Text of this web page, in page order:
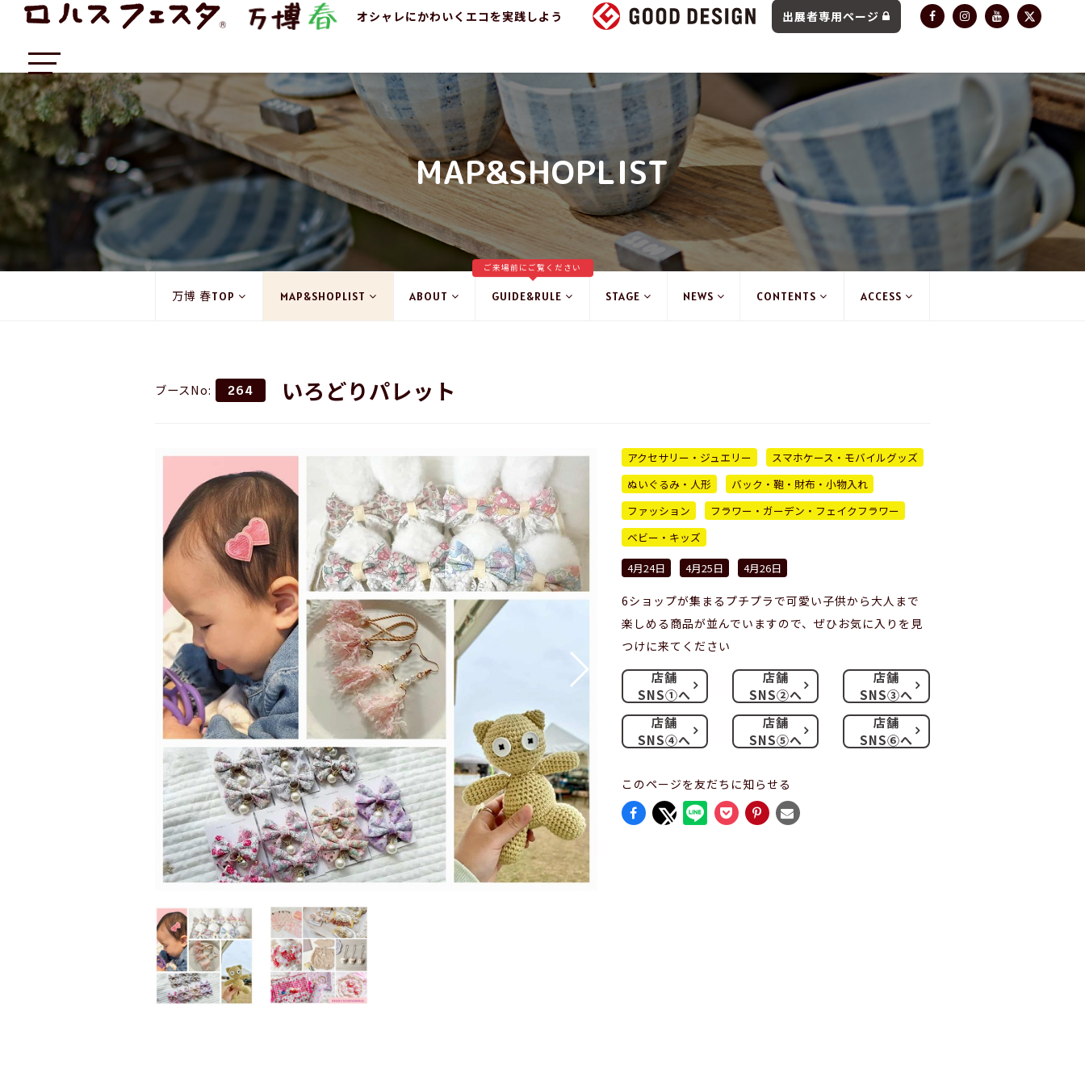
オシャレにかわいくエコを実践しよう 出展者専用ページ
MAP&SHOPLIST
万博 春TOP MAP&SHOPLIST ABOUT GUIDE&RULE
ご来場前にご覧ください
STAGE NEWS CONTENTS ACCESS
ブースNo: 264 いろどりパレット
アクセサリー・ジュエリー
スマホケース・モバイルグッズ
ぬいぐるみ・人形
バック・鞄・財布・小物入れ
ファッション
フラワー・ガーデン・フェイクフラワー
ベビー・キッズ
4月24日
4月25日 4月26日
6ショップが集まるプチプラで可愛い子供から大人まで
楽しめる商品が並んでいますので、ぜひお気に入りを見
つけに来てください
店舗
SNS①へ
店舗
SNS②へ
店舗
SNS③へ
店舗
SNS④へ
店舗
SNS⑤へ
店舗
SNS⑥へ
このページを友だちに知らせる